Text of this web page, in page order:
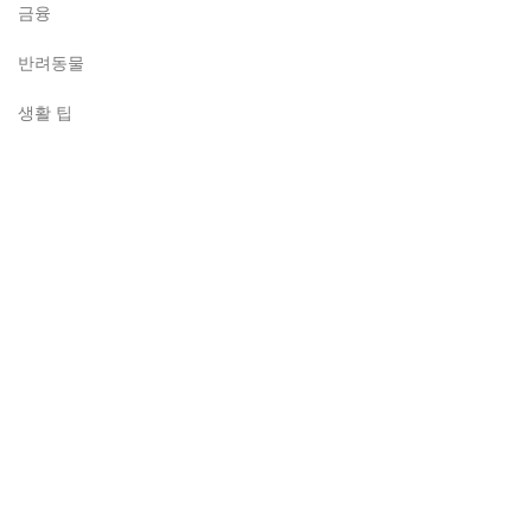
금융
반려동물
생활 팁